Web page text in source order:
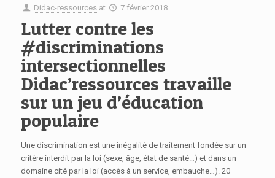
Didac-ressources at 7 février 2018
Lutter contre les
#discriminations
intersectionnelles
Didac’ressources travaille
sur un jeu d’éducation
populaire
Une discrimination est une inégalité de traitement fondée sur un
critère interdit par la loi (sexe, âge, état de santé…) et dans un
domaine cité par la loi (accès à un service, embauche…). 20